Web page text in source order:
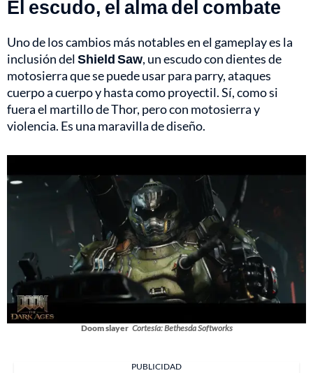
El escudo, el alma del combate
Uno de los cambios más notables en el gameplay es la
inclusión delShield Saw, un escudo con dientes de
motosierra que se puede usar para parry, ataques
cuerpo a cuerpo y hasta como proyectil. Sí, como si
fuera el martillo de Thor, pero con motosierra y
violencia. Es una maravilla de diseño.
Doom slayer Cortesía: Bethesda Softworks
PUBLICIDAD